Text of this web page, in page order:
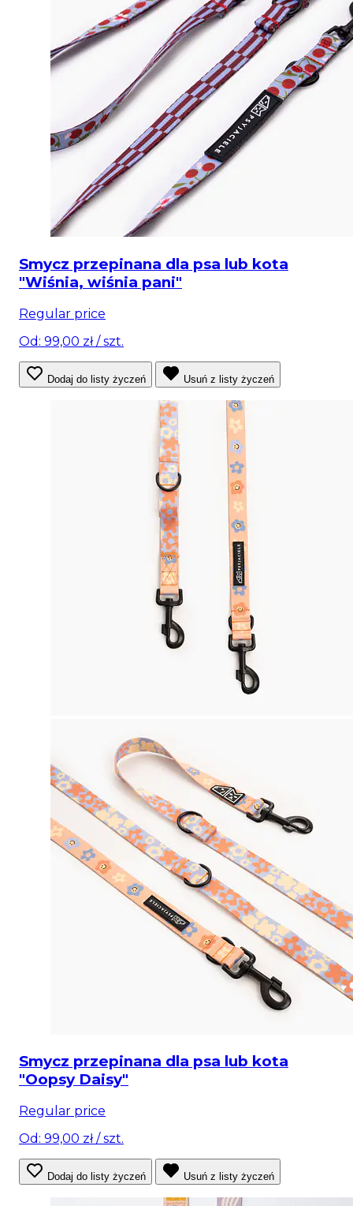
Smycz przepinana dla psa lub kota
"Wiśnia, wiśnia pani"
Regular price
Od: 99,00 zł/ szt.
Dodaj do listy życzeń Usuń z listy życzeń
Smycz przepinana dla psa lub kota
"Oopsy Daisy"
Regular price
Od: 99,00 zł/ szt.
Dodaj do listy życzeń Usuń z listy życzeń